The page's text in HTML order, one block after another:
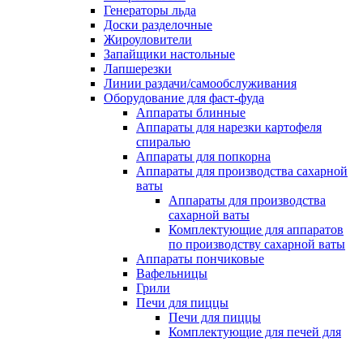
Генераторы льда
Доски разделочные
Жироуловители
Запайщики настольные
Лапшерезки
Линии раздачи/самообслуживания
Оборудование для фаст-фуда
Аппараты блинные
Аппараты для нарезки картофеля
спиралью
Аппараты для попкорна
Аппараты для производства сахарной
ваты
Аппараты для производства
сахарной ваты
Комплектующие для аппаратов
по производству сахарной ваты
Аппараты пончиковые
Вафельницы
Грили
Печи для пиццы
Печи для пиццы
Комплектующие для печей для